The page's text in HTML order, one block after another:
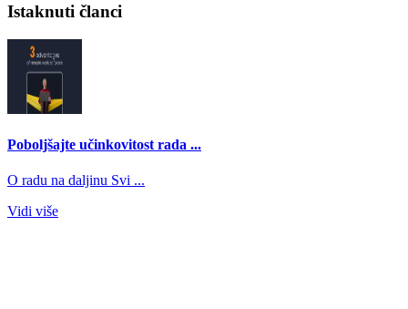
Istaknuti članci
Poboljšajte učinkovitost rada ...
O radu na daljinu Svi ...
Vidi više